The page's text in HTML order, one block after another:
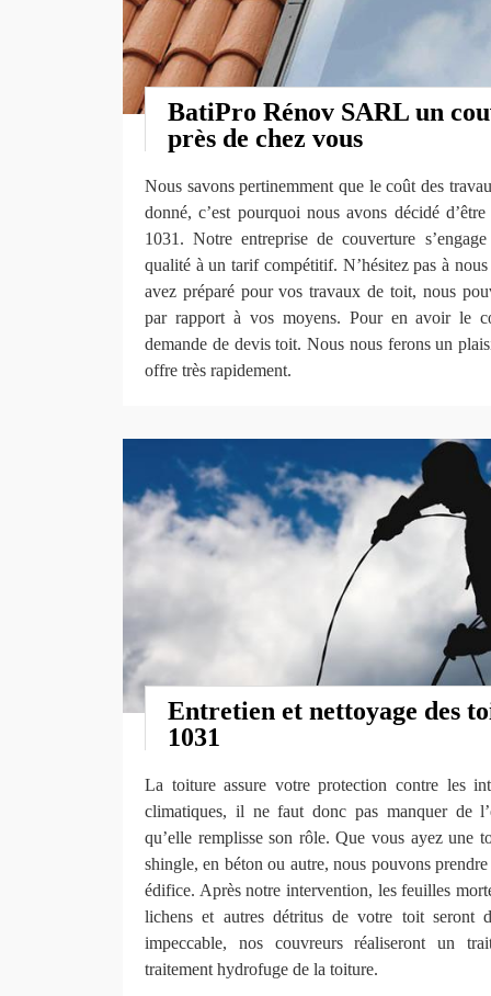
BatiPro Rénov SARL un
près de chez vous
Nous savons pertinemment que le coût des
donné, c’est pourquoi nous avons décidé
1031. Notre entreprise de couverture
qualité à un tarif compétitif. N’hésitez pas à
avez préparé pour vos travaux de toit, nous
par rapport à vos moyens. Pour en avoir le
demande de devis toit. Nous nous ferons un
offre très rapidement.
Entretien et nettoyage des
1031
La toiture assure votre protection contre les
climatiques, il ne faut donc pas manquer de
qu’elle remplisse son rôle. Que vous ayez une
shingle, en béton ou autre, nous pouvons
édifice. Après notre intervention, les feuilles
lichens et autres détritus de votre toit seront
impeccable, nos couvreurs réaliseront un
traitement hydrofuge de la toiture.